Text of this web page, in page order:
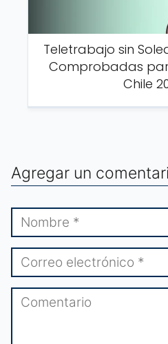
Teletrabajo sin
Comprobadas
Chile
Agregar un